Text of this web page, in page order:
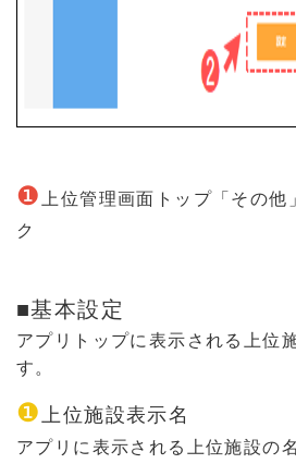
❶上位管理画面トップ「その他
ク
■基本設定
アプリトップに表示される上位
す。
❶ 上位施設表示名
アプリに表示される上位施設の